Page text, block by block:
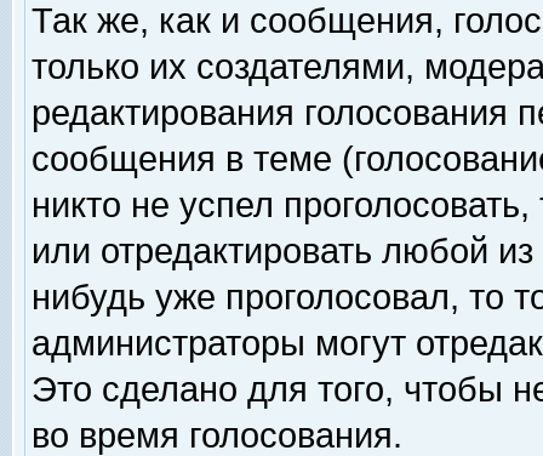
Так же, как и сообщения,
только их создателями,
редактирования голосования
сообщения в теме
никто не успел
или отредактировать любой
нибудь уже проголосовал, то
администраторы могут
Это сделано для того, чтобы
во время голосования.